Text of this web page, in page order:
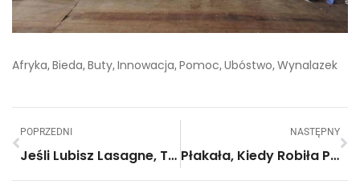
Afryka, Bieda, Buty, Innowacja, Pomoc, Ubóstwo, Wynalazek
POPRZEDNI
Jeśli Lubisz Lasagne, To Wprost Pokochasz Te Muffiny! Zobacz, Jak Je Zrobić!
NASTĘPNY
Płakała, Kiedy Robiła Pranie. Kiedy Zapytał Dlaczego, Wyznała Mu Szokującą Prawdę